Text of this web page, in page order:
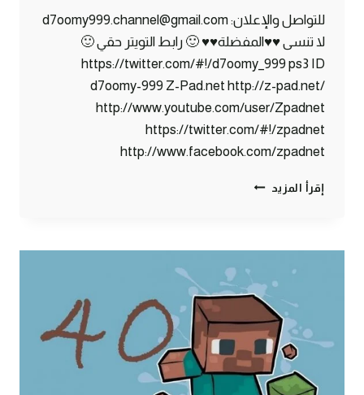
للتواصل والإعلان: d7oomy999.channel@gmail.com
لا تنسى ♥♥المفضلة♥♥ 🙂 رابط التويتر حقي 🙂
https://twitter.com/#!/d7oomy_999 ps3 ID
d7oomy-999 Z-Pad.net http://z-pad.net/
http://www.youtube.com/user/Zpadnet
https://twitter.com/#!/zpadnet
http://www.facebook.com/zpadnet
إقرأ المزيد ماين
القرويين
#41
|
41#
MINECRAFT
:
D7OOMY999